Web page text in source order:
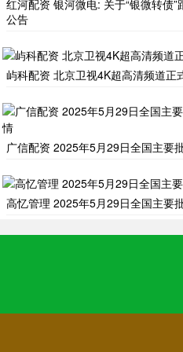
红河配资 银河微电: 关于“银微转债
公告
屿科配资 北京卫视4K超高清频道正
广信配资 2025年5月29日全国主要
高忆管理 2025年5月29日全国主要